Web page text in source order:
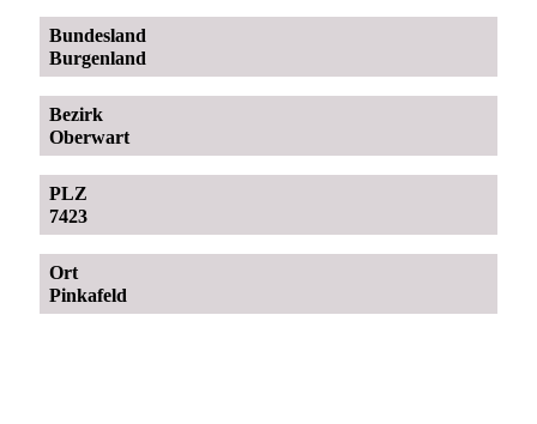
Bundesland
Burgenland
Bezirk
Oberwart
PLZ
7423
Ort
Pinkafeld